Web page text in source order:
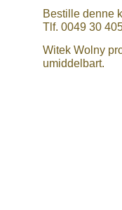
Bestille denne
Tlf. 0049 30
Witek Wolny
umiddelbart.